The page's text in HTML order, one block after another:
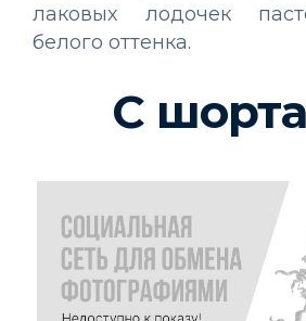
лаковых лодочек
белого оттенка.
С